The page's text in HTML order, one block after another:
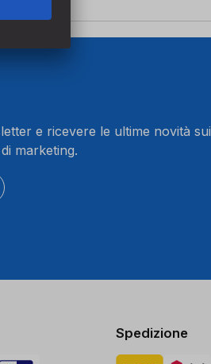
e ricevere le ultime novità
marketing.
Spedizione